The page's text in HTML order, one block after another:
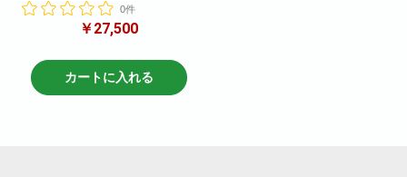
蘭!
プロが厳選した地域のブランド
花付き・花保ちどれをとっても
最高級。
0件
￥27,500
カートに入れる